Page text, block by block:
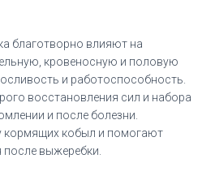
благотворно влияют на
кровеносную и половую
и работоспособность.
восстановления сил и набора
и после болезни.
кормящих кобыл и помогают
выжеребки.